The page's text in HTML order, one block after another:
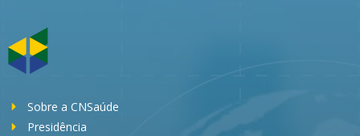
Sobre a CNSaúde
Presidência